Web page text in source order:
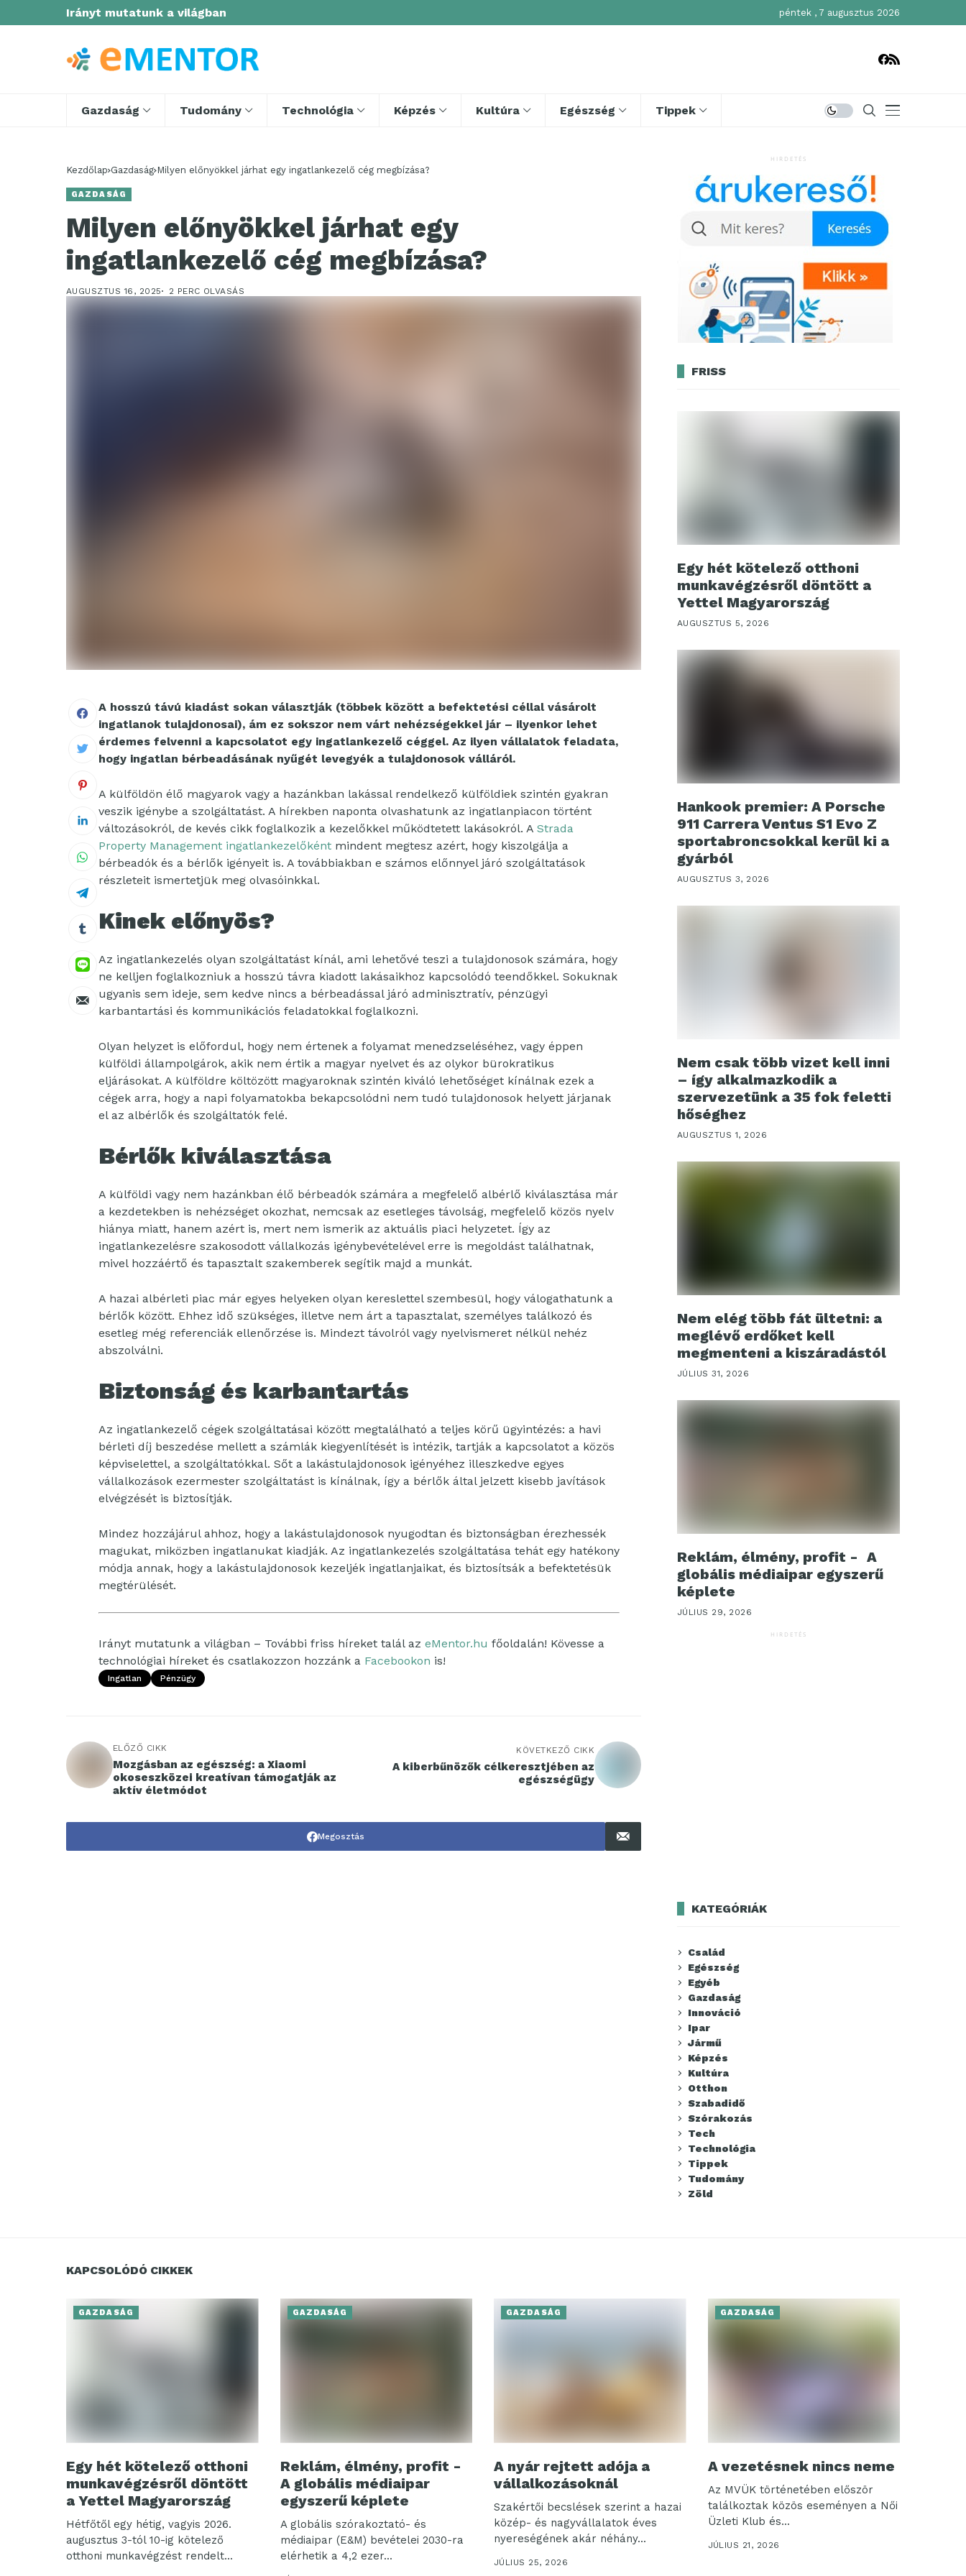
Irányt mutatunk a világban péntek , 7 augusztus 2026
Gazdaság Tudomány Technológia Képzés Kultúra Egészség Tippek
Kezdőlap Gazdaság Milyen előnyökkel járhat egy ingatlankezelő cég megbízása?
GAZDASÁG
Milyen előnyökkel járhat egy
ingatlankezelő cég megbízása?
AUGUSZTUS 16, 2025 2 PERC OLVASÁS
A hosszú távú kiadást sokan választják (többek között a befektetési céllal vásárolt
ingatlanok tulajdonosai), ám ez sokszor nem várt nehézségekkel jár – ilyenkor lehet
érdemes felvenni a kapcsolatot egy ingatlankezelő céggel. Az ilyen vállalatok feladata,
hogy ingatlan bérbeadásának nyűgét levegyék a tulajdonosok válláról.
A külföldön élő magyarok vagy a hazánkban lakással rendelkező külföldiek szintén gyakran
veszik igénybe a szolgáltatást. A hírekben naponta olvashatunk az ingatlanpiacon történt
változásokról, de kevés cikk foglalkozik a kezelőkkel működtetett lakásokról. A Strada
Property Management ingatlankezelőként mindent megtesz azért, hogy kiszolgálja a
bérbeadók és a bérlők igényeit is. A továbbiakban e számos előnnyel járó szolgáltatások
részleteit ismertetjük meg olvasóinkkal.
Kinek előnyös?
Az ingatlankezelés olyan szolgáltatást kínál, ami lehetővé teszi a tulajdonosok számára, hogy
ne kelljen foglalkozniuk a hosszú távra kiadott lakásaikhoz kapcsolódó teendőkkel. Sokuknak
ugyanis sem ideje, sem kedve nincs a bérbeadással járó adminisztratív, pénzügyi
karbantartási és kommunikációs feladatokkal foglalkozni.
Olyan helyzet is előfordul, hogy nem értenek a folyamat menedzseléséhez, vagy éppen
külföldi állampolgárok, akik nem értik a magyar nyelvet és az olykor bürokratikus
eljárásokat. A külföldre költözött magyaroknak szintén kiváló lehetőséget kínálnak ezek a
cégek arra, hogy a napi folyamatokba bekapcsolódni nem tudó tulajdonosok helyett járjanak
el az albérlők és szolgáltatók felé.
Bérlők kiválasztása
A külföldi vagy nem hazánkban élő bérbeadók számára a megfelelő albérlő kiválasztása már
a kezdetekben is nehézséget okozhat, nemcsak az esetleges távolság, megfelelő közös nyelv
hiánya miatt, hanem azért is, mert nem ismerik az aktuális piaci helyzetet. Így az
ingatlankezelésre szakosodott vállalkozás igénybevételével erre is megoldást találhatnak,
mivel hozzáértő és tapasztalt szakemberek segítik majd a munkát.
A hazai albérleti piac már egyes helyeken olyan kereslettel szembesül, hogy válogathatunk a
bérlők között. Ehhez idő szükséges, illetve nem árt a tapasztalat, személyes találkozó és
esetleg még referenciák ellenőrzése is. Mindezt távolról vagy nyelvismeret nélkül nehéz
abszolválni.
Biztonság és karbantartás
Az ingatlankezelő cégek szolgáltatásai között megtalálható a teljes körű ügyintézés: a havi
bérleti díj beszedése mellett a számlák kiegyenlítését is intézik, tartják a kapcsolatot a közös
képviselettel, a szolgáltatókkal. Sőt a lakástulajdonosok igényéhez illeszkedve egyes
vállalkozások ezermester szolgáltatást is kínálnak, így a bérlők által jelzett kisebb javítások
elvégzését is biztosítják.
Mindez hozzájárul ahhoz, hogy a lakástulajdonosok nyugodtan és biztonságban érezhessék
magukat, miközben ingatlanukat kiadják. Az ingatlankezelés szolgáltatása tehát egy hatékony
módja annak, hogy a lakástulajdonosok kezeljék ingatlanjaikat, és biztosítsák a befektetésük
megtérülését.
Irányt mutatunk a világban – További friss híreket talál az eMentor.hu főoldalán! Kövesse a
technológiai híreket és csatlakozzon hozzánk a Facebookon is!
Ingatlan Pénzügy
ELŐZŐ CIKK
Mozgásban az egészség: a Xiaomi
okoseszközei kreatívan támogatják az
aktív életmódot
KÖVETKEZŐ CIKK
A kiberbűnözők célkeresztjében az
egészségügy
Megosztás
HIRDETÉS
FRISS
Egy hét kötelező otthoni
munkavégzésről döntött a
Yettel Magyarország
AUGUSZTUS 5, 2026
Hankook premier: A Porsche
911 Carrera Ventus S1 Evo Z
sportabroncsokkal kerül ki a
gyárból
AUGUSZTUS 3, 2026
Nem csak több vizet kell inni
– így alkalmazkodik a
szervezetünk a 35 fok feletti
hőséghez
AUGUSZTUS 1, 2026
Nem elég több fát ültetni: a
meglévő erdőket kell
megmenteni a kiszáradástól
JÚLIUS 31, 2026
Reklám, élmény, profit - A
globális médiaipar egyszerű
képlete
JÚLIUS 29, 2026
HIRDETÉS
KATEGÓRIÁK
Család
Egészség
Egyéb
Gazdaság
Innováció
Ipar
Jármű
Képzés
Kultúra
Otthon
Szabadidő
Szórakozás
Tech
Technológia
Tippek
Tudomány
Zöld
KAPCSOLÓDÓ CIKKEK
GAZDASÁG
Egy hét kötelező otthoni
munkavégzésről döntött
a Yettel Magyarország
Hétfőtől egy hétig, vagyis 2026.
augusztus 3-tól 10-ig kötelező
otthoni munkavégzést rendelt...
GAZDASÁG
Reklám, élmény, profit -
A globális médiaipar
egyszerű képlete
A globális szórakoztató- és
médiaipar (E&M) bevételei 2030-ra
elérhetik a 4,2 ezer...
GAZDASÁG
A nyár rejtett adója a
vállalkozásoknál
Szakértői becslések szerint a hazai
közép- és nagyvállalatok éves
nyereségének akár néhány...
JÚLIUS 25, 2026
GAZDASÁG
A vezetésnek nincs neme
Az MVÜK történetében először
találkoztak közös eseményen a Női
Üzleti Klub és...
JÚLIUS 21, 2026